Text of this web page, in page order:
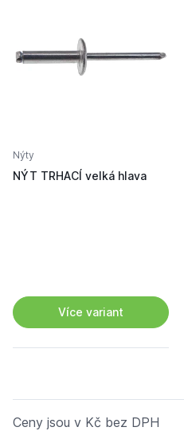
Nýty
NÝT TRHACÍ velká hlava
Více variant
Ceny jsou v Kč bez DPH